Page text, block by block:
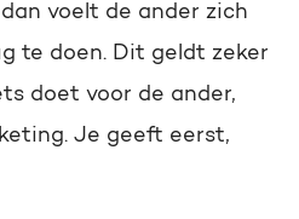
voelt de ander zich
te doen. Dit geldt zeker
doet voor de ander,
Je geeft eerst,